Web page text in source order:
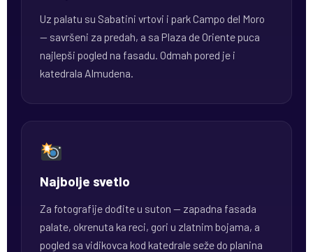
Uz palatu su Sabatini vrtovi i park Campo del Moro
— savršeni za predah, a sa Plaza de Oriente puca
najlepši pogled na fasadu. Odmah pored je i
katedrala Almudena.
Najbolje svetlo
Za fotografije dođite u suton — zapadna fasada
palate, okrenuta ka reci, gori u zlatnim bojama, a
pogled sa vidikovca kod katedrale seže do planina